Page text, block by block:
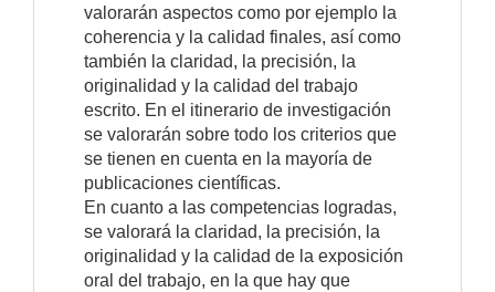
valorarán aspectos como por ejemplo la
coherencia y la calidad finales, así como
también la claridad, la precisión, la
originalidad y la calidad del trabajo
escrito. En el itinerario de investigación
se valorarán sobre todo los criterios que
se tienen en cuenta en la mayoría de
publicaciones científicas.
En cuanto a las competencias logradas,
se valorará la claridad, la precisión, la
originalidad y la calidad de la exposición
oral del trabajo, en la que hay que